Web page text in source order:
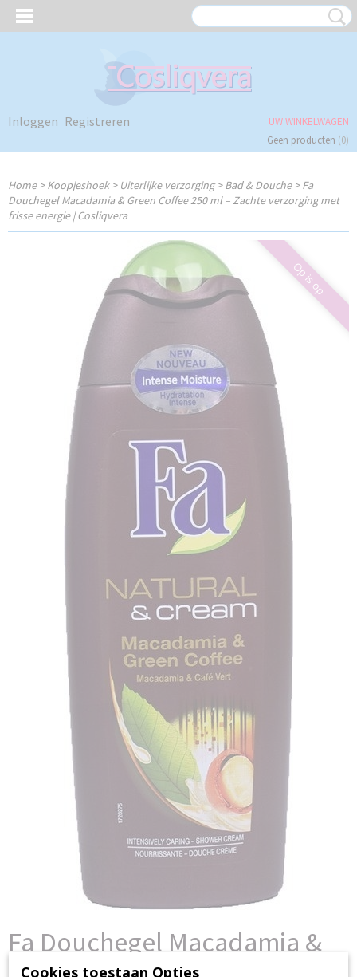
Inloggen Registreren
UW WINKELWAGEN
Geen producten (0)
Home>Koopjeshoek> Uiterlijke verzorging>Bad & Douche>Fa
Douchegel Macadamia & Green Coffee 250 ml – Zachte verzorging met
frisse energie | Cosliqvera
Op is op
Fa Douchegel Macadamia &
Cookies toestaan Opties